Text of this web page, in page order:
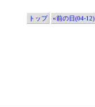
トップ «前の日(04-12)